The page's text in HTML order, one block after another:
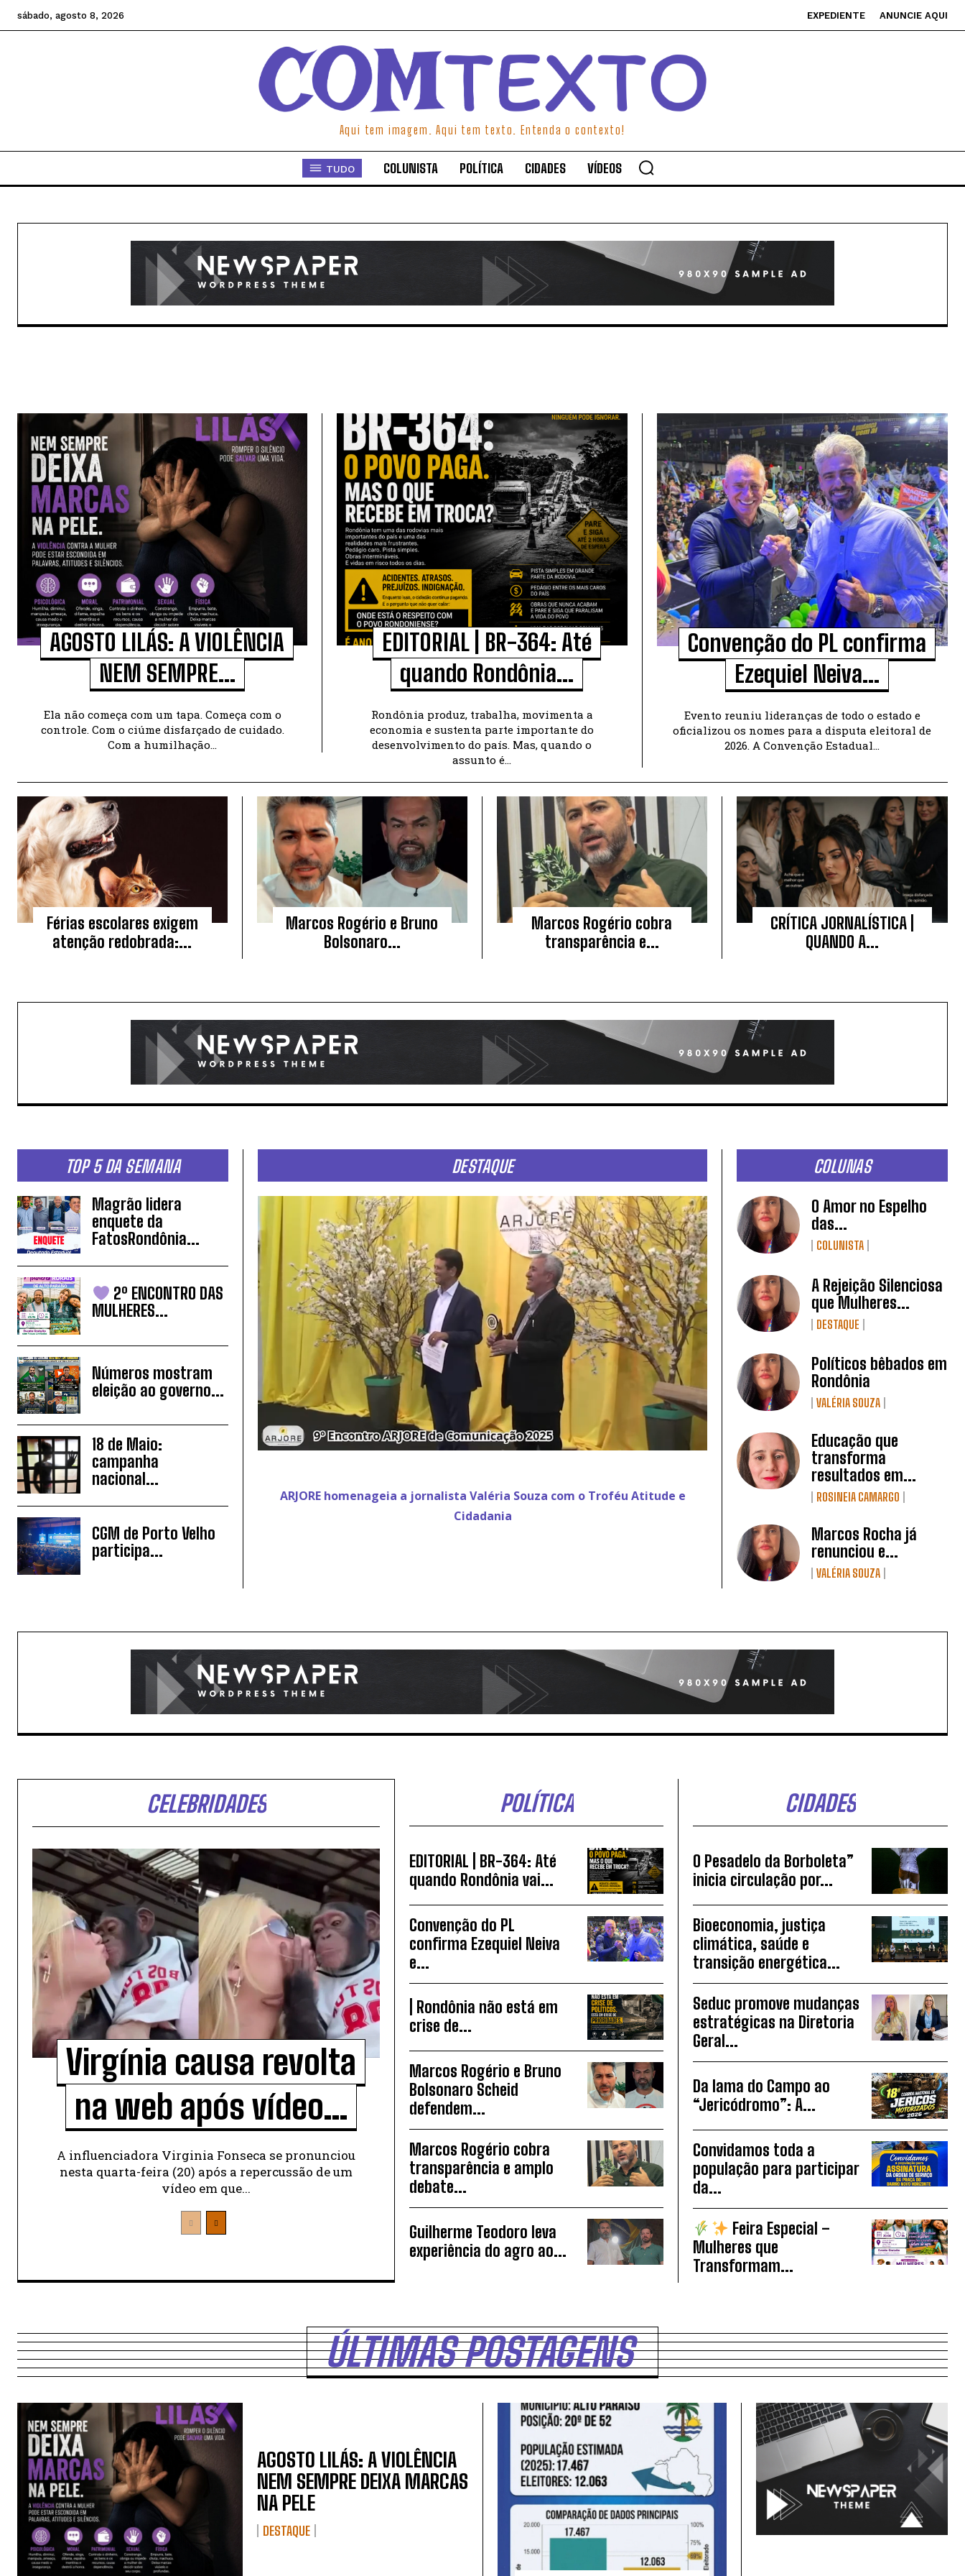
sábado, agosto 8, 2026 EXPEDIENTE ANUNCIE AQUI
Aqui tem imagem. Aqui tem texto. Entenda o contexto!
TUDO COLUNISTA POLÍTICA CIDADES VÍDEOS
AGOSTO LILÁS: A VIOLÊNCIA
NEM SEMPRE...
Ela não começa com um tapa. Começa com o
controle. Com o ciúme disfarçado de cuidado.
Com a humilhação...
EDITORIAL | BR-364: Até
quando Rondônia...
Rondônia produz, trabalha, movimenta a
economia e sustenta parte importante do
desenvolvimento do país. Mas, quando o
assunto é...
Convenção do PL confirma
Ezequiel Neiva...
Evento reuniu lideranças de todo o estado e
oficializou os nomes para a disputa eleitoral de
2026. A Convenção Estadual...
Férias escolares exigem
atenção redobrada:...
Marcos Rogério e Bruno
Bolsonaro...
Marcos Rogério cobra
transparência e...
CRÍTICA JORNALÍSTICA |
QUANDO A...
TOP 5 DA SEMANA
Magrão lidera
enquete da
FatosRondônia...
2º ENCONTRO DAS
MULHERES...
Números mostram
eleição ao governo...
18 de Maio:
campanha
nacional...
CGM de Porto Velho
participa...
DESTAQUE
ARJORE homenageia a jornalista Valéria Souza com o Troféu Atitude e
Cidadania
COLUNAS
O Amor no Espelho
das...
COLUNISTA
A Rejeição Silenciosa
que Mulheres...
DESTAQUE
Políticos bêbados em
Rondônia
VALÉRIA SOUZA
Educação que
transforma
resultados em...
ROSINEIA CAMARGO
Marcos Rocha já
renunciou e...
VALÉRIA SOUZA
CELEBRIDADES
Virgínia causa revolta
na web após vídeo...
A influenciadora Virginia Fonseca se pronunciou
nesta quarta-feira (20) após a repercussão de um
vídeo em que...
POLÍTICA
EDITORIAL | BR-364: Até
quando Rondônia vai...
Convenção do PL
confirma Ezequiel Neiva
e...
| Rondônia não está em
crise de...
Marcos Rogério e Bruno
Bolsonaro Scheid
defendem...
Marcos Rogério cobra
transparência e amplo
debate...
Guilherme Teodoro leva
experiência do agro ao...
CIDADES
O Pesadelo da Borboleta”
inicia circulação por...
Bioeconomia, justiça
climática, saúde e
transição energética...
Seduc promove mudanças
estratégicas na Diretoria
Geral...
Da lama do Campo ao
“Jericódromo”: A...
Convidamos toda a
população para participar
da...
Feira Especial –
Mulheres que
Transformam...
ÚLTIMAS POSTAGENS
AGOSTO LILÁS: A VIOLÊNCIA
NEM SEMPRE DEIXA MARCAS
NA PELE
DESTAQUE